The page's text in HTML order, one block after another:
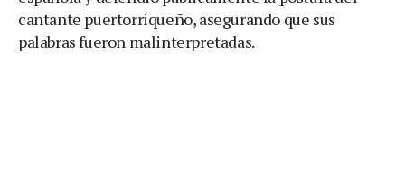
cantante puertorriqueño, asegurando que sus
palabras fueron malinterpretadas.